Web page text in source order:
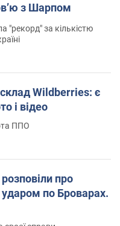
з Шарпом
"рекорд" за кількістю
Wildberries: є
і відео
ППО
про
ударом по Броварах.